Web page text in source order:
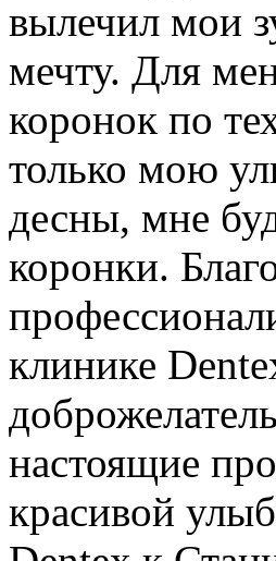
вылечил мои
мечту. Для
коронок по
только мою
десны, мне
коронки.
клинике
настоящие
красивой